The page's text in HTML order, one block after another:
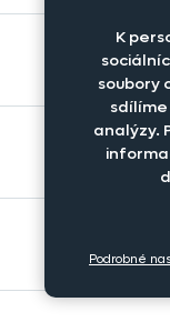
ks
ks
K
soubory
analýzy.
Podrobné